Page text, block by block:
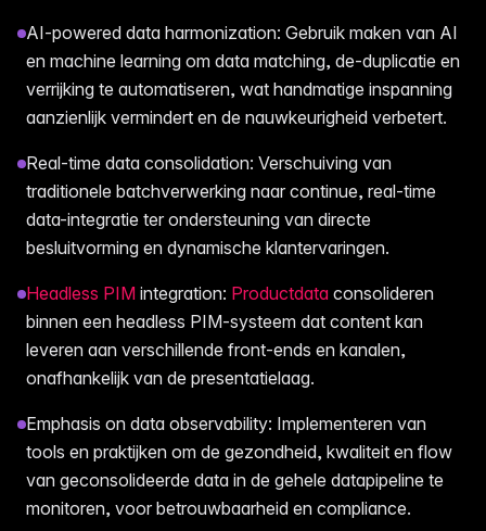
AI-powered data harmonization: Gebruik maken van AI
en machine learning om data matching, de-duplicatie en
verrijking te automatiseren, wat handmatige inspanning
aanzienlijk vermindert en de nauwkeurigheid verbetert.
Real-time data consolidation: Verschuiving van
traditionele batchverwerking naar continue, real-time
data-integratie ter ondersteuning van directe
besluitvorming en dynamische klantervaringen.
Headless PIM integration: Productdata consolideren
binnen een headless PIM-systeem dat content kan
leveren aan verschillende front-ends en kanalen,
onafhankelijk van de presentatielaag.
Emphasis on data observability: Implementeren van
tools en praktijken om de gezondheid, kwaliteit en flow
van geconsolideerde data in de gehele datapipeline te
monitoren, voor betrouwbaarheid en compliance.